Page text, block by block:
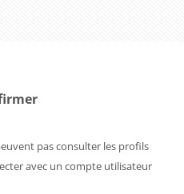
pas consulter les profils
avec un compte utilisateur